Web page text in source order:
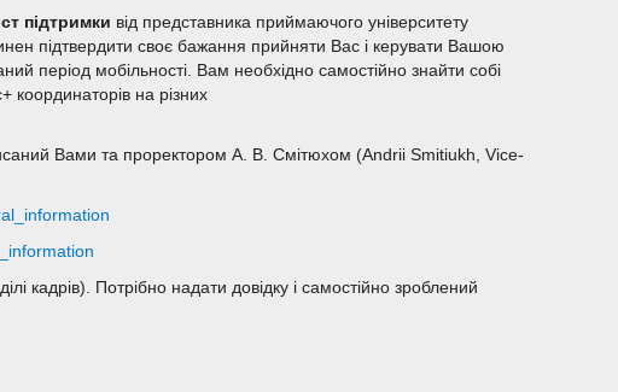
підтримки від представника приймаючого університету
підтвердити своє бажання прийняти Вас і керувати Вашою
період мобільності. Вам необхідно самостійно знайти собі
координаторів на різних
Вами та проректором А. В. Смітюхом (Andrii Smitiukh, Vice-
кадрів). Потрібно надати довідку і самостійно зроблений